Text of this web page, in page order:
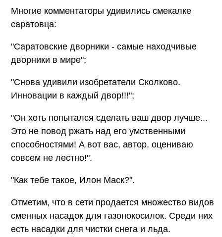
Многие комментаторы удивились смекалке
саратовца:
"Саратовские дворники - самые находчивые
дворники в мире";
"Снова удивили изобретатели Сколково.
Инновации в каждый двор!!!";
"Он хоть попытался сделать ваш двор лучше...
Это не повод ржать над его умственными
способностями! А вот вас, автор, оцениваю
совсем не лестно!".
"Как тебе такое, Илон Маск?".
Отметим, что в сети продается множество видов
сменных насадок для газонокосилок. Среди них
есть насадки для чистки снега и льда.